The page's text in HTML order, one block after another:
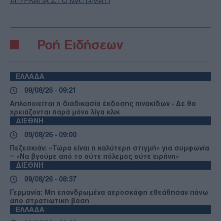
Ροή Ειδήσεων
ΕΛΛΑΔΑ
09/08/26 - 09:21
Απλοποιείται η διαδικασία έκδοσης πινακίδων - Δε θα
χρειάζονται παρά μόνο λίγα κλικ
ΔΙΕΘΝΗ
09/08/26 - 09:00
Πεζεσκιάν: «Τώρα είναι η καλύτερη στιγμή» για συμφωνία
– «Να βγούμε από το ούτε πόλεμος ούτε ειρήνη»
ΔΙΕΘΝΗ
09/08/26 - 08:37
Γερμανία: Μη επανδρωμένα αεροσκάφη εθεάθησαν πάνω
από στρατιωτική βάση
ΕΛΛΑΔΑ